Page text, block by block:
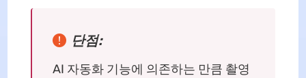
단점:
AI 자동화 기능에 의존하는 만큼 촬영